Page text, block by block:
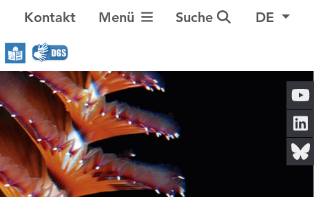
Kontakt Navigation umschalten
Menü Suche DE